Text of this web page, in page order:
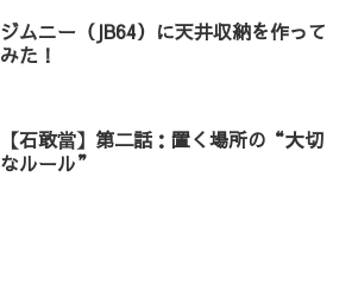
ジムニー（JB64）に天井収納を作って
みた！
【石敢當】第二話：置く場所の“大切
なルール”